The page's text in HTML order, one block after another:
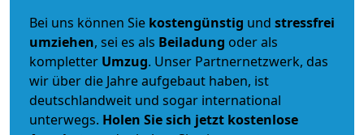
Bei uns können Sie kostengünstig und stressfrei
umziehen, sei es als Beiladung oder als
kompletter Umzug. Unser Partnernetzwerk, das
wir über die Jahre aufgebaut haben, ist
deutschlandweit und sogar international
unterwegs. Holen Sie sich jetzt kostenlose